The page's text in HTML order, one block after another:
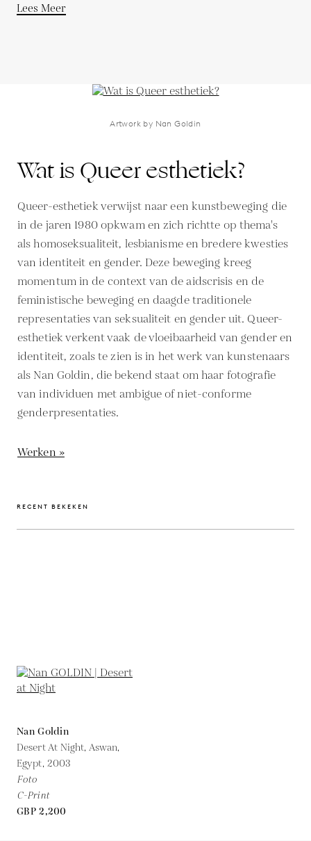
Lees Meer
Artwork by Nan Goldin
Wat is Queer esthetiek?
Queer-esthetiek verwijst naar een kunstbeweging die
in de jaren 1980 opkwam en zich richtte op thema's
als homoseksualiteit, lesbianisme en bredere kwesties
van identiteit en gender. Deze beweging kreeg
momentum in de context van de aidscrisis en de
feministische beweging en daagde traditionele
representaties van seksualiteit en gender uit. Queer-
esthetiek verkent vaak de vloeibaarheid van gender en
identiteit, zoals te zien is in het werk van kunstenaars
als Nan Goldin, die bekend staat om haar fotografie
van individuen met ambigue of niet-conforme
genderpresentaties.
Werken »
RECENT BEKEKEN
Nan Goldin
Desert At Night, Aswan,
Egypt, 2003
Foto
C-Print
GBP 2,200